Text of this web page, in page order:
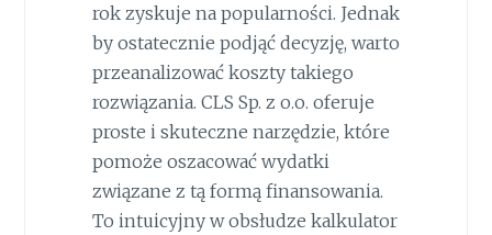
rok zyskuje na popularności. Jednak
by ostatecznie podjąć decyzję, warto
przeanalizować koszty takiego
rozwiązania. CLS Sp. z o.o. oferuje
proste i skuteczne narzędzie, które
pomoże oszacować wydatki
związane z tą formą finansowania.
To intuicyjny w obsłudze kalkulator